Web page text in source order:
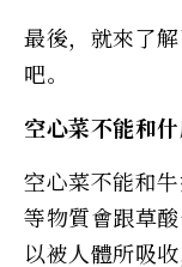
最後，就來了
吧。
空心菜不能和
空心菜不能和
等物質會跟草
以被人體所吸